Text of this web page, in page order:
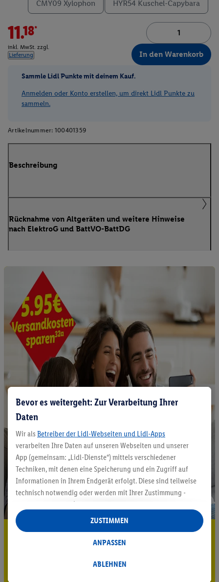
CMY09 Xylophon HYR54 Kuschel-Capybara
11.18*
inkl. MwSt. zzgl.
Lieferung
In den Warenkorb
Sammle Lidl Punkte mit deinem Kauf.
Anmelden oder Konto erstellen, um direkt Lidl Punkte zu
sammeln.
Artikelnummer: 100401359
Beschreibung
Rücknahme von Altgeräten und weitere Hinweise
nach ElektroG und BattVO-BattDG
5.95 € Versand sparen³²ᵃ
Bevor es weitergeht: Zur Verarbeitung Ihrer
Daten
Wir als Betreiber der Lidl-Webseiten und Lidl-Apps
verarbeiten Ihre Daten auf unseren Webseiten und unserer
App (gemeinsam: „Lidl-Dienste“) mittels verschiedener
Techniken, mit denen eine Speicherung und ein Zugriff auf
Informationen in Ihrem Endgerät erfolgt. Diese sind teilweise
technisch notwendig oder werden mit Ihrer Zustimmung -
auch durch Partner (u.a.
Verantwortliche; im Zusammenhang mit dem IAB TCF
insgesamt
Statistik-Erstellung oder für personalisierte Werbung
Datenverarbeitungen für personalisierte Werbung werden
ABLEHNEN
ANPASSEN
ZUSTIMMEN